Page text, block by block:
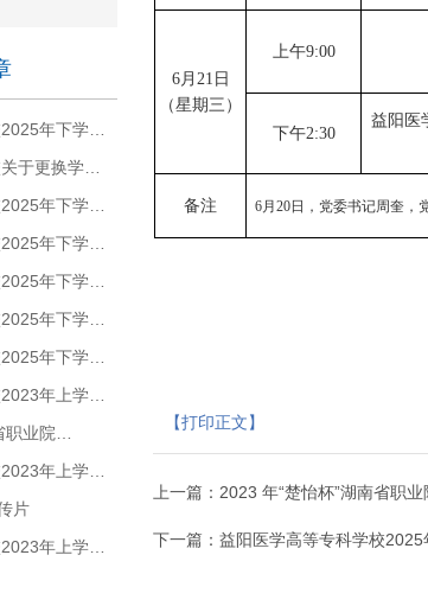
年下学…
于更换学…
年下学…
年下学…
年下学…
年下学…
年下学…
年上学…
职业院…
年上学…
片
年上学…
6月 21 日
（星期三 ）
上午9:00
下午2:30
益阳医
备注 6月 20日，党委书记周奎，
【打印正文】
上一篇： 2023 年“楚怡杯”湖南省职
下一篇： 益阳医学高等专科学校